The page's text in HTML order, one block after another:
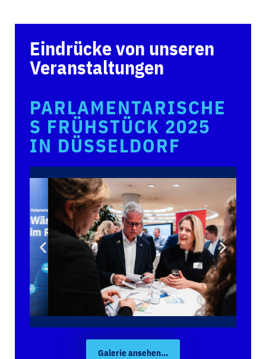
Eindrücke von unseren
Veranstaltungen
PARLAMENTARISCHE
S FRÜHSTÜCK 2025
IN DÜSSELDORF
Galerie ansehen...